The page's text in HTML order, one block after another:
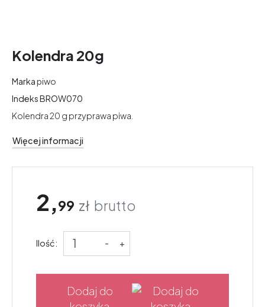
Kolendra 20g
Markapiwo
IndeksBROW070
Kolendra 20 g przyprawa piwa.
Więcej informacji
2,99 zł brutto
Ilość: - +
Dodaj do